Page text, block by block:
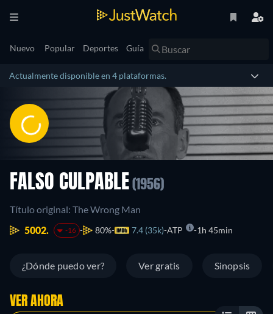
Nuevo Popular Deportes Guía
Actualmente disponible en 4 plataformas.
FALSO CULPABLE (1956)
Título original: The Wrong Man
5002.
-16 80% 7.4 (35k) ATP 1h 45min
¿Dónde puedo ver? Ver gratis Sinopsis
VER AHORA